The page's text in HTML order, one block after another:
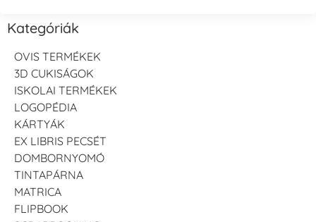
Kategóriák
OVIS TERMÉKEK
3D CUKISÁGOK
ISKOLAI TERMÉKEK
LOGOPÉDIA
KÁRTYÁK
EX LIBRIS PECSÉT
DOMBORNYOMÓ
TINTAPÁRNA
MATRICA
FLIPBOOK